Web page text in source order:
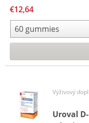
€12,64
Výživový
Uroval